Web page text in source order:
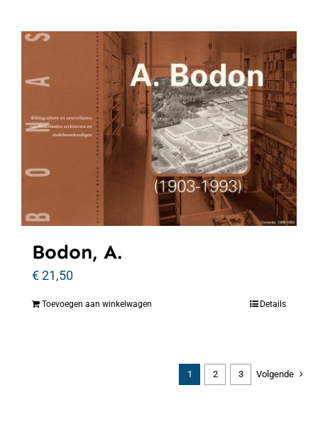
Bodon, A.
€21,50
Toevoegen aan winkelwagen Details
1 2 3 Volgende